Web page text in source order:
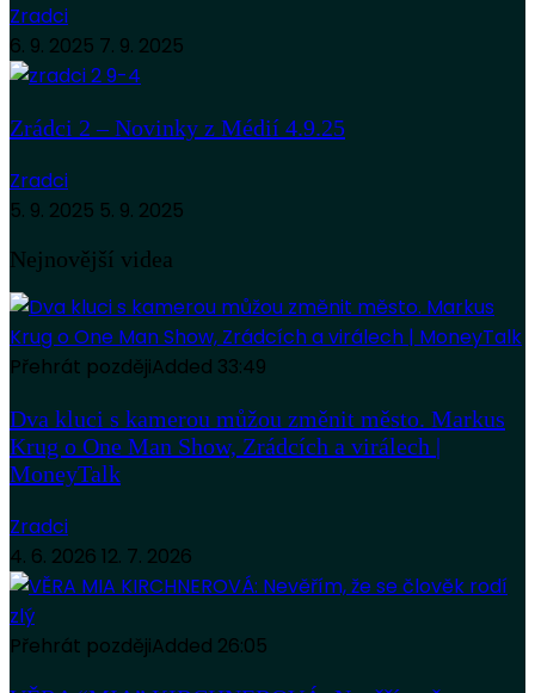
Zradci
6. 9. 2025 7. 9. 2025
Zrádci 2 – Novinky z Médií 4.9.25
Zradci
5. 9. 2025 5. 9. 2025
Nejnovější videa
Přehrát pozdějiAdded 33:49
Dva kluci s kamerou můžou změnit město. Markus
Krug o One Man Show, Zrádcích a virálech |
MoneyTalk
Zradci
4. 6. 2026 12. 7. 2026
Přehrát pozdějiAdded 26:05